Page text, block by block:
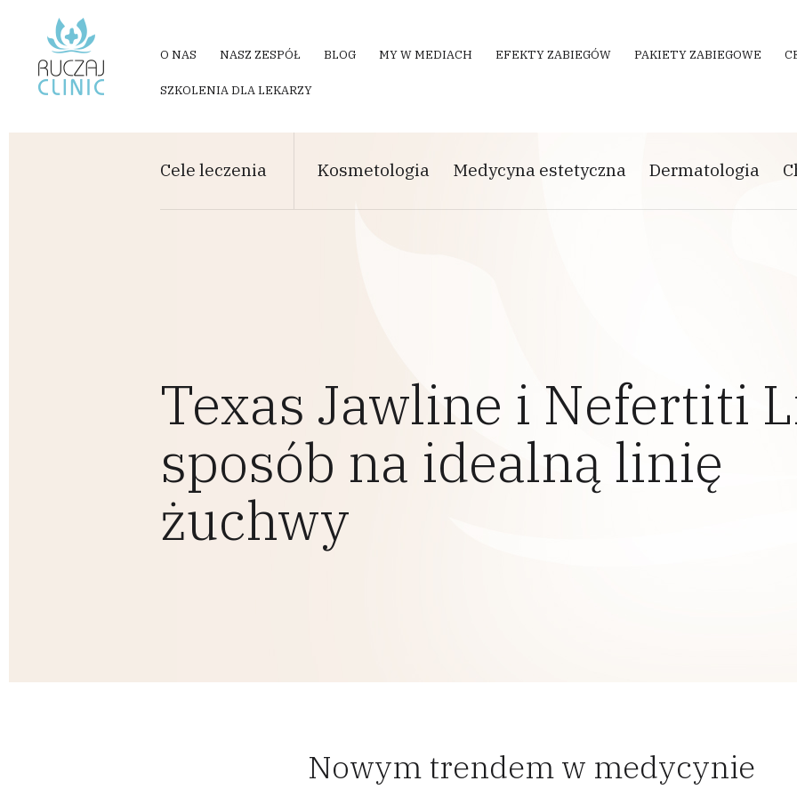
Przejdź do treści
O NAS NASZ ZESPÓŁ BLOG MY W MEDIACH EFEKTY ZABIEGÓW PAKIETY ZABIEGOWE
SZKOLENIA DLA LEKARZY
Cele leczenia Kosmetologia Medycyna estetyczna Dermatologia
Texas Jawline i Nefertiti
sposób na idealną linię
żuchwy
Nowym trendem w medycynie